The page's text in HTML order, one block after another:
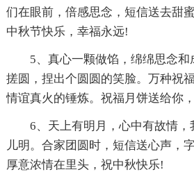
们在眼前，倍感思念，短信送去甜
中秋节快乐，幸福永远!
5、真心一颗做馅，绵绵思念和
搓圆，捏出个圆圆的笑脸。万种祝
情谊真火的锤炼。祝福月饼送给你
6、天上有明月，心中有故情，
儿明。合家团圆时，短信送心声，
厚意浓情在里头，祝中秋快乐!